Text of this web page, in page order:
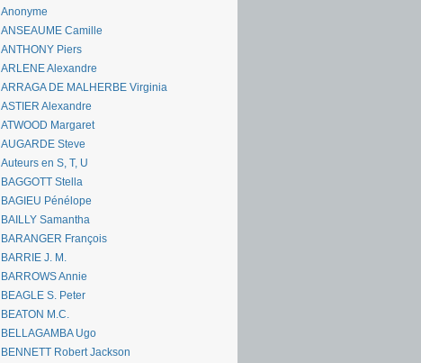
Anonyme
ANSEAUME Camille
ANTHONY Piers
ARLENE Alexandre
ARRAGA DE MALHERBE Virginia
ASTIER Alexandre
ATWOOD Margaret
AUGARDE Steve
Auteurs en S, T, U
BAGGOTT Stella
BAGIEU Pénélope
BAILLY Samantha
BARANGER François
BARRIE J. M.
BARROWS Annie
BEAGLE S. Peter
BEATON M.C.
BELLAGAMBA Ugo
BENNETT Robert Jackson